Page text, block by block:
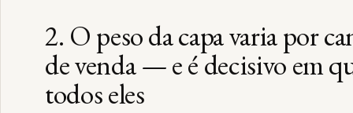
2. O peso da capa varia por
de venda — e é decisivo em
todos eles